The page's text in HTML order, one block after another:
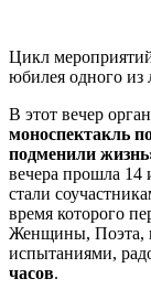
Цикл
юбилея одного
В этот вечер
моноспектакль
подменили
вечера прошла 14
стали
время которого
Женщины, Поэта,
испытаниями,
часов.